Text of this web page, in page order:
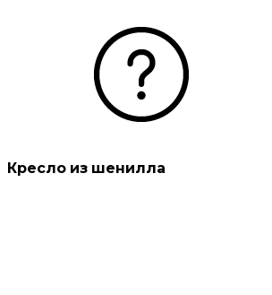
Кресло из шенилла